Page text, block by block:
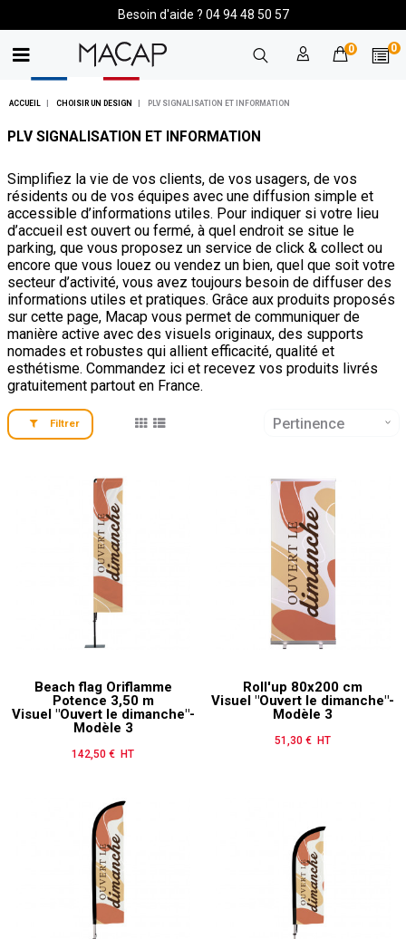
Besoin d'aide ? 04 94 48 50 57
0 0
ACCUEIL CHOISIR UN DESIGN PLV SIGNALISATION ET INFORMATION
PLV SIGNALISATION ET INFORMATION
Simplifiez la vie de vos clients, de vos usagers, de vos
résidents ou de vos équipes avec une diffusion simple et
accessible d’informations utiles. Pour indiquer si votre lieu
d’accueil est ouvert ou fermé, à quel endroit se situe le
parking, que vous proposez un service de click & collect ou
encore que vous louez ou vendez un bien, quel que soit votre
secteur d’activité, vous avez toujours besoin de diffuser des
informations utiles et pratiques. Grâce aux produits proposés
sur cette page, Macap vous permet de communiquer de
manière active avec des visuels originaux, des supports
nomades et robustes qui allient efficacité, qualité et
esthétisme. Commandez ici et recevez vos produits livrés
gratuitement partout en France.
Filtrer Pertinence
Beach flag Oriflamme
Potence 3,50 m
Visuel "Ouvert le dimanche"-
Modèle 3
Prix
142,50 € HT
Roll'up 80x200 cm
Visuel "Ouvert le dimanche"-
Modèle 3
Prix
51,30 € HT